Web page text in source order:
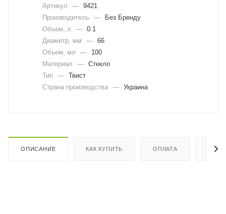
Артикул — 9421
Производитель
—
Без Бренду
Объем, л
— 0.1
Диаметр, мм
— 66
Объем, мл
—
100
Материал
— Стекло
Тип
— Твист
Страна производства — Украина
ОПИСАНИЕ КАК КУПИТЬ ОПЛАТА